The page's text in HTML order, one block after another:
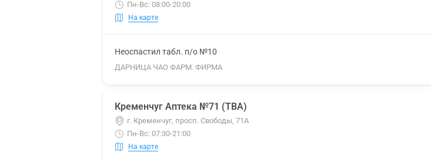
Пн-Вс: 08:00-20:00
На карте
Неоспастил табл. п/о №10
ДАРНИЦА ЧАО ФАРМ. ФИРМА
Кременчуг Аптека №71 (ТВА)
г. Кременчуг, просп. Свободы, 71А
Пн-Вс: 07:30-21:00
На карте